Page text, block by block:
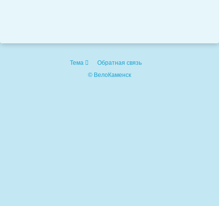
Тема
Обратная связь
© ВелоКаменск